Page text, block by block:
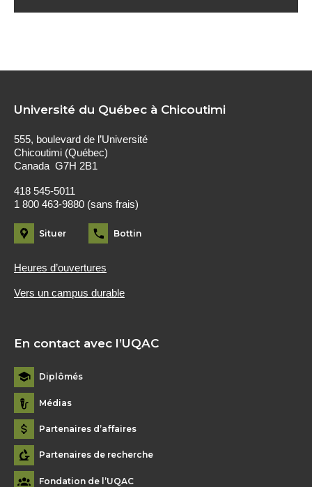
Université du Québec à Chicoutimi
555, boulevard de l’Université
Chicoutimi (Québec)
Canada G7H 2B1
418 545-5011
1 800 463-9880 (sans frais)
Situer Bottin
Heures d’ouvertures
Vers un campus durable
En contact avec l’UQAC
Diplômés
Médias
Partenaires d’affaires
Partenaires de recherche
Fondation de l’UQAC